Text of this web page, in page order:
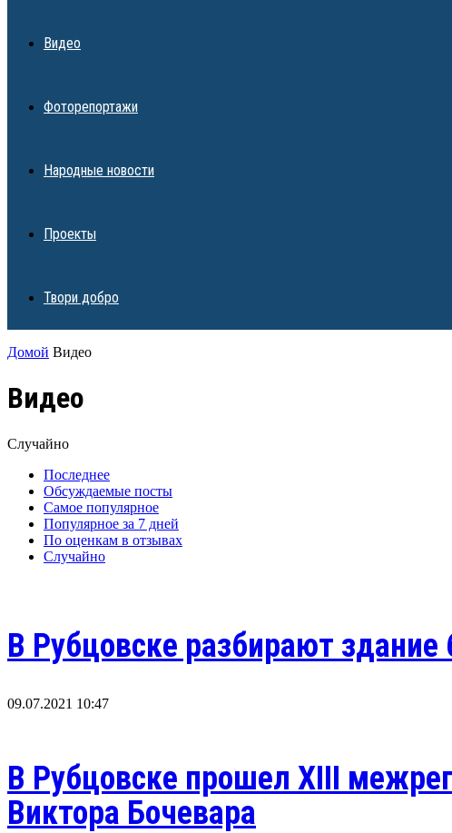
Видео
Фоторепортажи
Народные новости
Проекты
Твори добро
Домой Видео
Видео
Случайно
Последнее
Обсуждаемые посты
Самое популярное
Популярное за 7 дней
По оценкам в отзывах
Случайно
В Рубцовске разбирают
09.07.2021 10:47
В Рубцовске прошел ХIII
Виктора Бочевара